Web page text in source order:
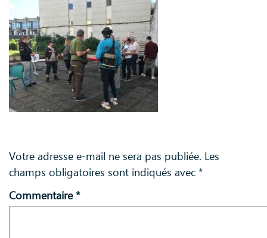
Votre adresse e-mail ne sera pas publiée. Les
champs obligatoires sont indiqués avec *
Commentaire*